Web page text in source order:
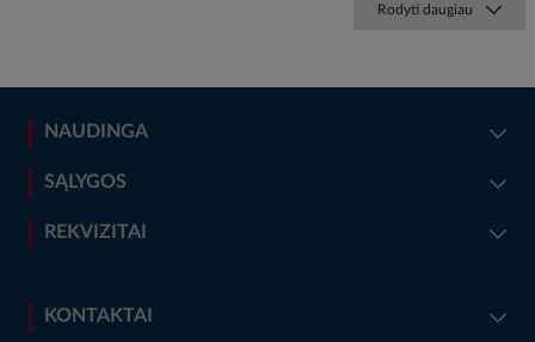
Rodyti daugiau
NAUDINGA
SĄLYGOS
REKVIZITAI
KONTAKTAI